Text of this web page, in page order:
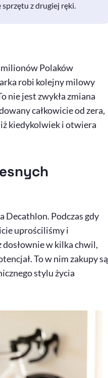
z drugiej ręki.
Polaków
robi kolejny milowy
nie jest zwykła zmiana
całkowicie od zera,
kiedykolwiek i otwiera
Decathlon. Podczas gdy
uprościliśmy i
dosłownie w kilka chwil,
To w nim zakupy są
stylu życia